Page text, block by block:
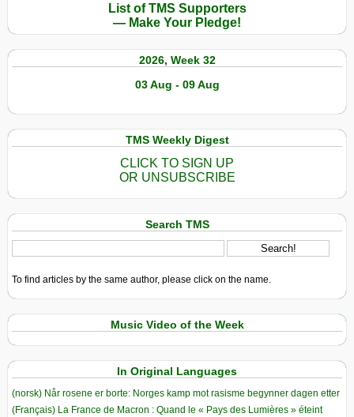
List of TMS Supporters
— Make Your Pledge!
2026, Week 32
03 Aug - 09 Aug
TMS Weekly Digest
CLICK TO SIGN UP
OR UNSUBSCRIBE
Search TMS
To find articles by the same author, please click on the name.
Music Video of the Week
In Original Languages
(norsk) Når rosene er borte: Norges kamp mot rasisme begynner dagen etter
(Français) La France de Macron : Quand le « Pays des Lumières » éteint